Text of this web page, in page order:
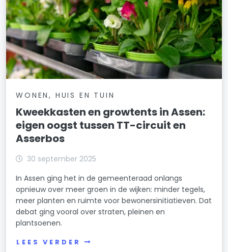
WONEN, HUIS EN TUIN
Kweekkasten en growtents in Assen:
eigen oogst tussen TT-circuit en
Asserbos
30 september 2025
In Assen ging het in de gemeenteraad onlangs
opnieuw over meer groen in de wijken: minder tegels,
meer planten en ruimte voor bewonersinitiatieven. Dat
debat ging vooral over straten, pleinen en
plantsoenen.
LEES VERDER